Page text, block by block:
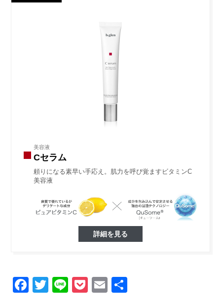
美容液
Cセラム
頼りになる素早い手応え。肌力を呼び覚ますビタミンC
美容液
詳細を見る
Facebook
Twitter
LinePocket
Email